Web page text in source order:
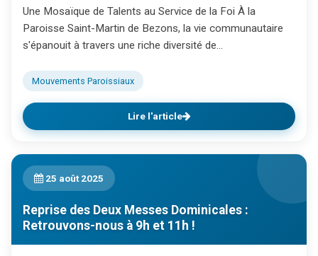
Une Mosaïque de Talents au Service de la Foi À la
Paroisse Saint-Martin de Bezons, la vie communautaire
s'épanouit à travers une riche diversité de...
Mouvements Paroissiaux
Lire l'article
25 août 2025
Reprise des Deux Messes Dominicales :
Retrouvons-nous à 9h et 11h !